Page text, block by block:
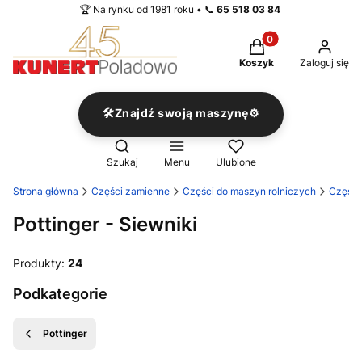
🏆 Na rynku od 1981 roku • 📞 65 518 03 84
Produkty w
Koszyk Zaloguj się
🛠️Znajdź swoją maszynę⚙️
Otwórz wyszukiwarkę
Szukaj Menu Ulubione
Strona główna Części zamienne Części do maszyn rolniczych
Pottinger - Siewniki
Produkty: 24
Podkategorie
Pottinger